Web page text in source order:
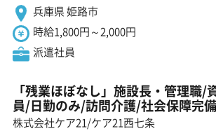
兵庫県 姫路市
時給1,800円～2,000円
派遣社員
「残業ほぼなし」施設長・管理職/
員/日勤のみ/訪問介護/社会保障完備
株式会社ケア21/ケア21西七条